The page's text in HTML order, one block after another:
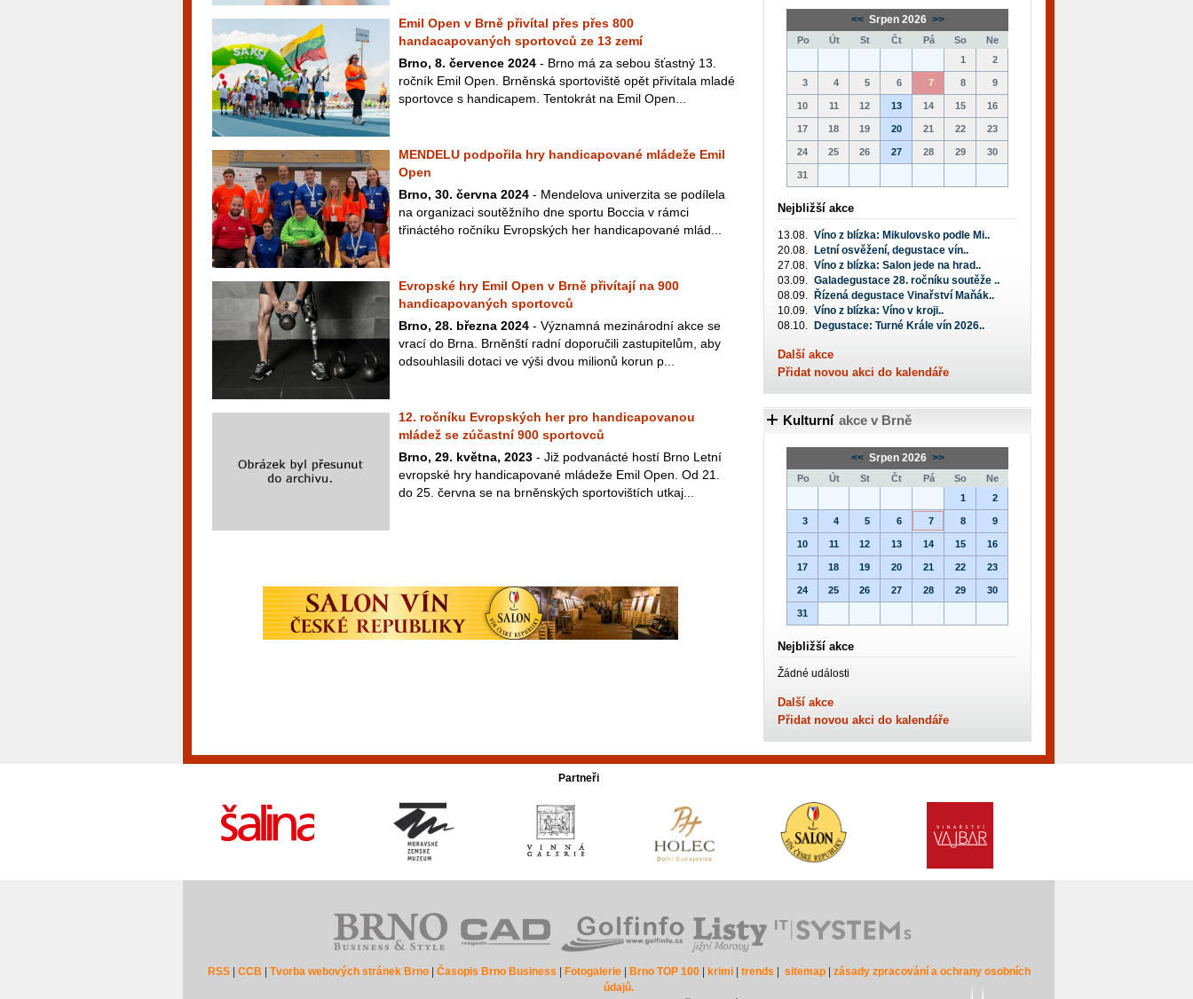
Emil Open v Brně přivítal přes přes 800
handacapovaných sportovců ze 13 zemí
Brno, 8. července 2024 - Brno má za sebou šťastný 13.
ročník Emil Open. Brněnská sportoviště opět přivítala mladé
sportovce s handicapem. Tentokrát na Emil Open...
MENDELU podpořila hry handicapované mládeže Emil
Open
Brno, 30. června 2024 - Mendelova univerzita se podílela
na organizaci soutěžního dne sportu Boccia v rámci
třináctého ročníku Evropských her handicapované mlád...
Evropské hry Emil Open v Brně přivítají na 900
handicapovaných sportovců
Brno, 28. března 2024 - Významná mezinárodní akce se
vrací do Brna. Brněnští radní doporučili zastupitelům, aby
odsouhlasili dotaci ve výši dvou milionů korun p...
12. ročníku Evropských her pro handicapovanou
mládež se zúčastní 900 sportovců
Brno, 29. května, 2023 - Již podvanácté hostí Brno Letní
evropské hry handicapované mládeže Emil Open. Od 21.
do 25. června se na brněnských sportovištích utkaj...
<< Srpen 2026 >>
Po Út St Čt Pá So
Ne
1
2
3 4 5 6 7 8 9
10 11 12 13 14 15 16
17 18 19 20 21 22 23
24 25 26 27 28 29 30
31
Nejbližší akce
13.08. Víno z blízka: Mikulovsko podle Mi..
20.08.
Letní osvěžení, degustace vín..
27.08. Víno z blízka: Salon jede na hrad..
03.09. Galadegustace 28. ročníku soutěže ..
08.09.
Řízená degustace Vinařství Maňák..
10.09. Víno z blízka: Víno v kroji..
08.10.
Degustace: Turné Krále vín 2026..
Další akce
Přidat novou akci do kalendáře
Kulturní akce v Brně
<< Srpen 2026 >>
Po Út St Čt Pá So
Ne
1
2
3 4 5 6 7 8 9
10 11 12 13 14 15 16
17 18 19 20 21 22 23
24 25 26 27 28 29 30
31
Nejbližší akce
Žádné události
Další akce
Přidat novou akci do kalendáře
Partneři
RSS| CCB Tvorba webových stránek Brno| Časopis Brno Business Fotogalerie| Brno TOP 100| krimi| trends sitemap| zásady zpracování a ochrany osobních
údajů.